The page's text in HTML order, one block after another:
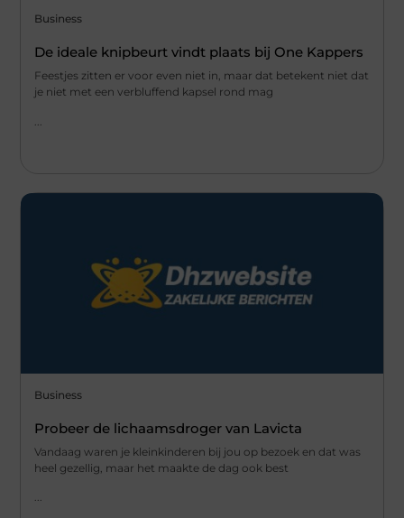
Business
De ideale knipbeurt vindt plaats bij One Kappers
Feestjes zitten er voor even niet in, maar dat betekent niet dat
je niet met een verbluffend kapsel rond mag
Business
Probeer de lichaamsdroger van Lavicta
Vandaag waren je kleinkinderen bij jou op bezoek en dat was
heel gezellig, maar het maakte de dag ook best
...